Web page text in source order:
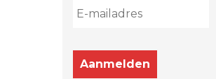
Aanmelden